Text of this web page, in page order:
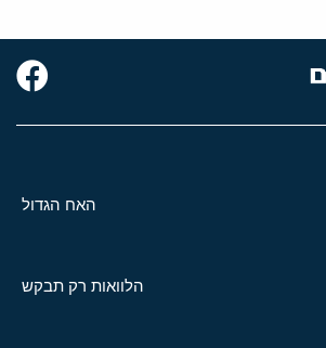
האח הגדול
הלוואות רק תבקש